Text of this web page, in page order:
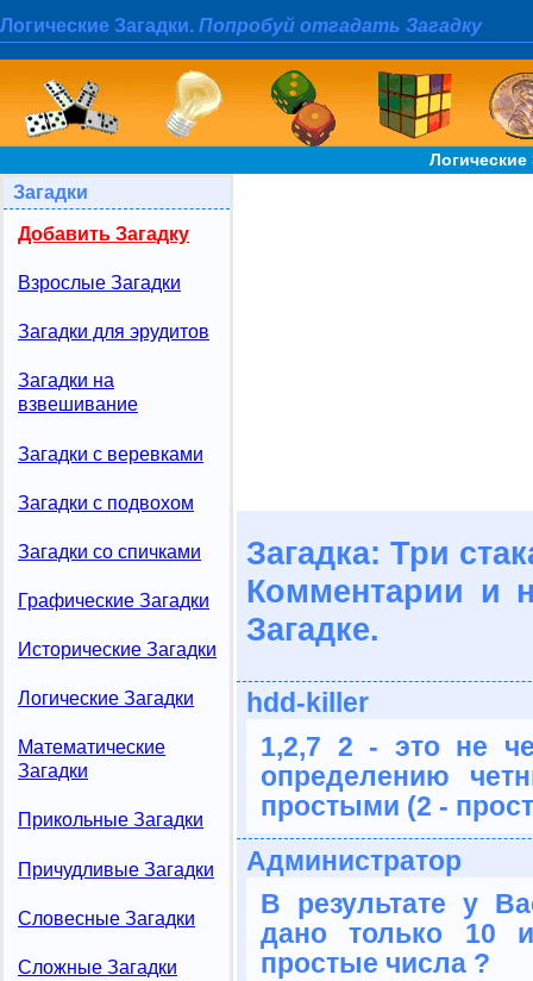
Логические Загадки. Попробуй отгадать Загадку
Логические
Загадки
Добавить Загадку
Взрослые Загадки
Загадки для эрудитов
Загадки на
взвешивание
Загадки с веревками
Загадки с подвохом
Загадки со спичками
Графические Загадки
Исторические Загадки
Логические Загадки
Математические
Загадки
Прикольные Загадки
Причудливые Загадки
Словесные Загадки
Сложные Загадки
Загадка: Три
Комментарии и
Загадке.
hdd-killer
1,2,7 2 - это не
определению
простыми (2 -
Администратор
В результате у
дано только 10
простые числа ?